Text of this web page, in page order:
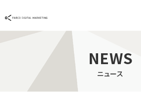
サービス & ソリューション
PICTONA
PDM XR
デジタルサイネージ
店頭
NEWS
ニュース